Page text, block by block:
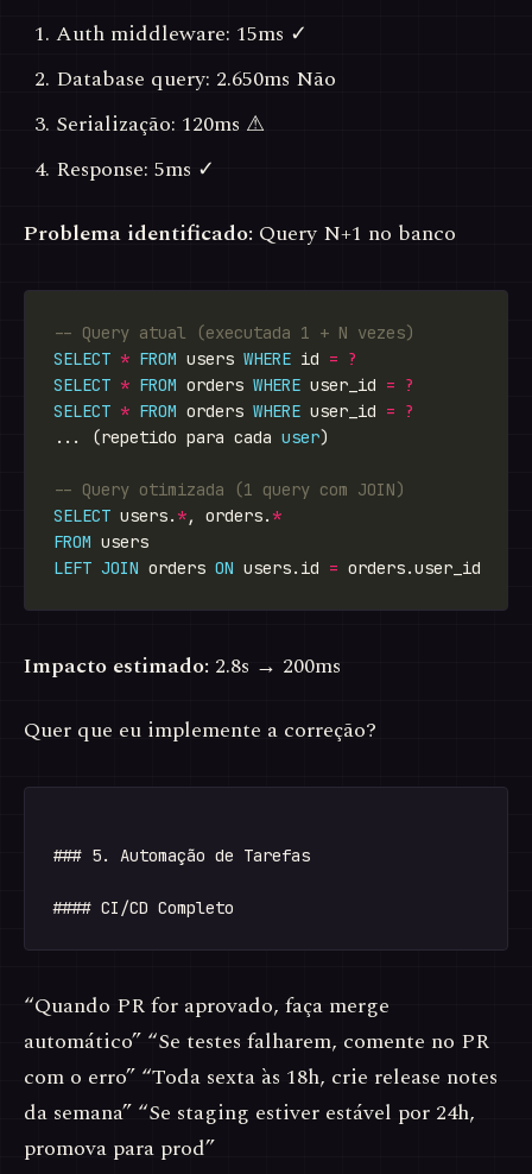
Auth middleware: 15ms ✓
Database query: 2.650ms Não
Serialização: 120ms ⚠
Response: 5ms ✓
Problema identificado: Query N+1 no banco
SELECT * FROM users WHERE id = ?
SELECT * FROM orders WHERE user_id = ?
SELECT * FROM orders WHERE user_id = ?
... (repetido para cada user
SELECT users. *, orders. *
FROM
LEFT JOIN orders ON users.id =
Impacto estimado: 2.8s → 200ms
Quer que eu implemente a correção?
### 5. Automação de Tarefas
“Quando PR for aprovado, faça merge
automático” “Se testes falharem, comente no PR
com o erro” “Toda sexta às 18h, crie release notes
da semana” “Se staging estiver estável por 24h,
promova para prod”